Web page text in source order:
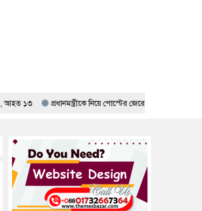
প্রধানমন্ত্রীকে নিয়ে পোস্টের জেরে পদ হারানো এনসিপি নেতা তানভীর